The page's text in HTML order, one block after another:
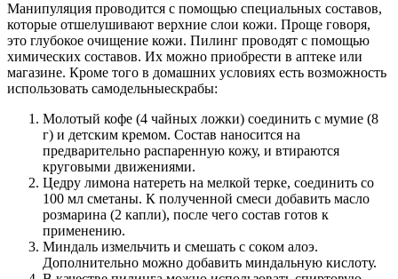
Манипуляция проводится с помощью специальных составов,
которые отшелушивают верхние слои кожи. Проще говоря,
это глубокое очищение кожи. Пилинг проводят с помощью
химических составов. Их можно приобрести в аптеке или
магазине. Кроме того в домашних условиях есть возможность
использовать самодельныескрабы:
Молотый кофе (4 чайных ложки) соединить с мумие (8
г) и детским кремом. Состав наносится на
предварительно распаренную кожу, и втираются
круговыми движениями.
Цедру лимона натереть на мелкой терке, соединить со
100 мл сметаны. К полученной смеси добавить масло
розмарина (2 капли), после чего состав готов к
применению.
Миндаль измельчить и смешать с соком алоэ.
Дополнительно можно добавить миндальную кислоту.